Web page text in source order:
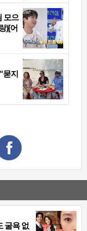
모으
)[어
묻지
굴욕 없